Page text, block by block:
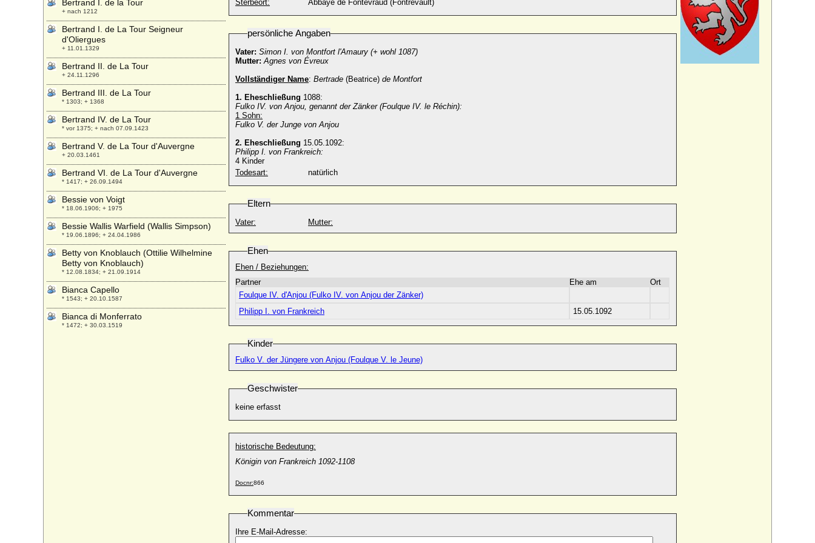
Sterbeort:
Abbaye de Fontevraud (Fontrevault)
persönliche Angaben
Vater: Simon I. von Montfort l'Amaury (+ wohl 1087)
Mutter: Agnes von Évreux
Vollständiger Name: Bertrade (Beatrice) de Montfort
1. Eheschließung 1088:
Fulko IV. von Anjou, genannt der Zänker (Foulque IV. le Réchin):
1 Sohn:
Fulko V. der Junge von Anjou
2. Eheschließung 15.05.1092:
Philipp I. von Frankreich:
4 Kinder
Todesart:
natürlich
Eltern
Vater: Mutter:
Ehen
Ehen / Beziehungen:
Partner
Ehe am
Ort
Foulque IV. d'Anjou (Fulko IV. von Anjou der Zänker)
Philipp I. von Frankreich
15.05.1092
Kinder
Fulko V. der Jüngere von Anjou (Foulque V. le Jeune)
Geschwister
keine erfasst
historische Bedeutung:
Königin von Frankreich 1092-1108
Docnr:866
Kommentar
Ihre E-Mail-Adresse:
Bertrand I. de la Tour
+ nach 1212
Bertrand I. de La Tour Seigneur
d'Oliergues
+ 11.01.1329
Bertrand II. de La Tour
+ 24.11.1296
Bertrand III. de La Tour
* 1303; + 1368
Bertrand IV. de La Tour
* vor 1375; + nach 07.09.1423
Bertrand V. de La Tour d'Auvergne
+ 20.03.1461
Bertrand VI. de La Tour d'Auvergne
* 1417; + 26.09.1494
Bessie von Voigt
* 18.06.1906; + 1975
Bessie Wallis Warfield (Wallis Simpson)
* 19.06.1896; + 24.04.1986
Betty von Knoblauch (Ottilie Wilhelmine
Betty von Knoblauch)
* 12.08.1834; + 21.09.1914
Bianca Capello
* 1543; + 20.10.1587
Bianca di Monferrato
* 1472; + 30.03.1519